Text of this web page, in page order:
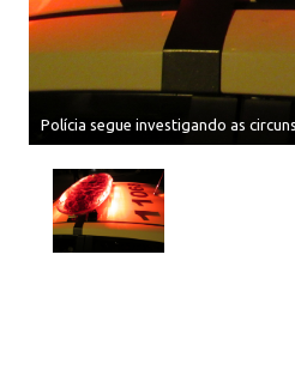
Polícia segue investigando as